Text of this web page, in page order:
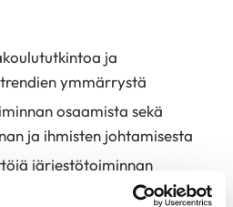
ja
ymmärrystä
osaamista sekä
ja ihmisten johtamisesta
järjestötoiminnan